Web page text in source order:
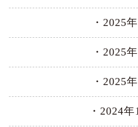
2025
2025
2025
2024